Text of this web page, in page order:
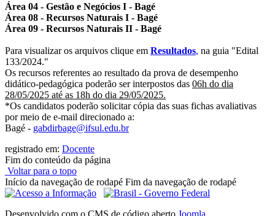
Área 04 - Gestão e Negócios I - Bagé
Área 08 - Recursos Naturais I - Bagé
Área 09 - Recursos Naturais II - Bagé
Para visualizar os arquivos clique em Resultados, na guia "Edital
133/2024."
Os recursos referentes ao resultado da prova de desempenho
didático-pedagógica poderão ser interpostos das 06h do dia
28/05/2025 até as 18h do dia 29/05/2025.
*Os candidatos poderão solicitar cópia das suas fichas avaliativas
por meio de e-mail direcionado a:
Bagé - gabdirbage@ifsul.edu.br
registrado em: Docente
Fim do conteúdo da página
Voltar para o topo
Início da navegação de rodapé Fim da navegação de rodapé
Desenvolvido com o CMS de código aberto Joomla